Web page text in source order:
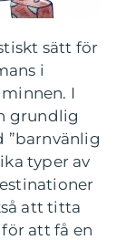
sätt för
i
I
grundlig
”barnvänlig
typer av
att titta
att få en